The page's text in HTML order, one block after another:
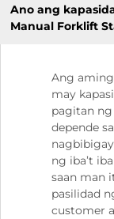
Ano ang
Manual Forklift
Ang
may
pagitan ng
depende
ng iba’t
saan man
pasilidad
customer